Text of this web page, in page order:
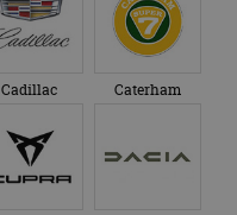
Cadillac Caterham